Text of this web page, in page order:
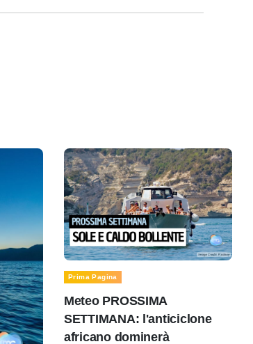
Prima Pagina
Meteo PROSSIMA
SETTIMANA: l'anticiclone
africano dominerà